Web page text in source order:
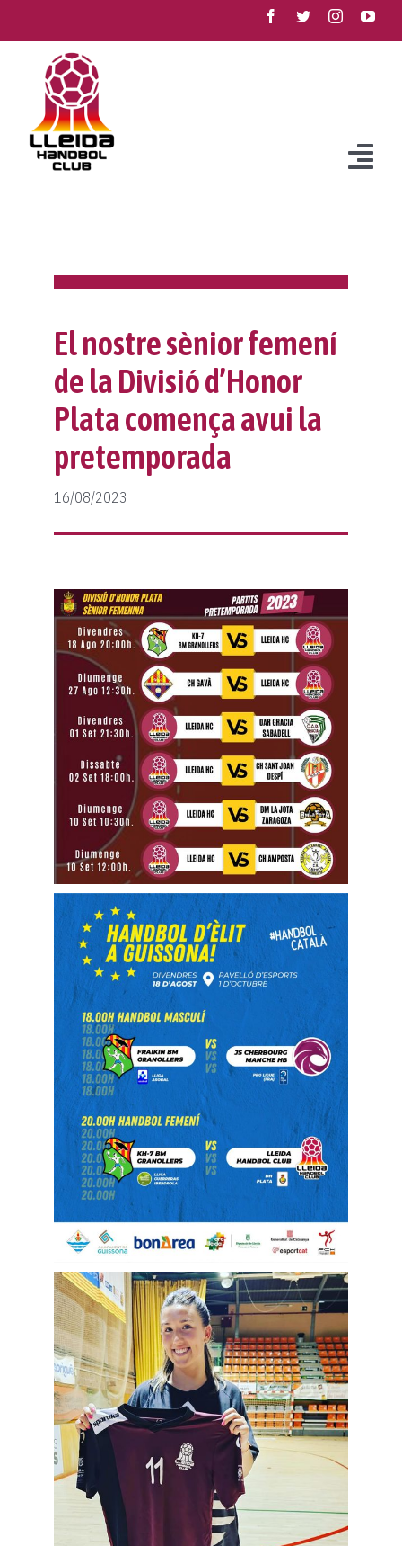
to
Història
Reglament intern
Protocol violències sexuals
Fes-te soci
Col·laboradors
Equips
Vols jugar?
Propers partits
Classificació
Protocol lesions
Calendari
Normativa
Projecte Meraki
Notícies
Galeria
Contacte
Botiga
El nostre sènior femení
de la Divisió d’Honor
Plata comença avui la
pretemporada
16/08/2023